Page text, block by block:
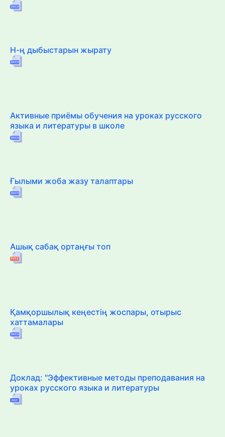
Н-ң дыбыстарын жырату
Активные приёмы обучения на уроках русского
языка и литературы в школе
Ғылыми жоба жазу талаптары
Ашық сабақ ортаңғы топ
Қамқоршылық кеңестің жоспары, отырыс
хаттамалары
Доклад: "Эффективные методы преподавания на
уроках русского языка и литературы